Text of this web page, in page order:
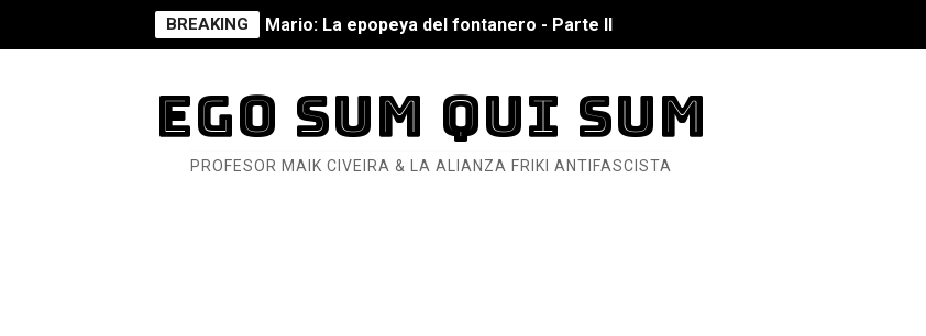
BREAKING Mario: La epopeya del fontanero - Parte II
Pequeña Filmoteca Antifascista
Que no nos aplaste el Talón de Hierro
EGO SUM QUI SUM
PROFESOR MAIK CIVEIRA & LA ALIANZA FRIKI ANTIFASCISTA